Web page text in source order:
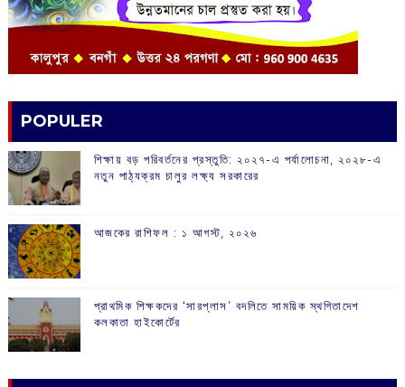
POPULER
শিক্ষায় বড় পরিবর্তনের প্রস্তুতি: ২০২৭-এ পর্যালোচনা, ২০২৮-এ
নতুন পাঠ্যক্রম চালুর লক্ষ্য সরকারের
আজকের রাশিফল :‌ ‌‌১ আগস্ট, ২০২৬
প্রাথমিক শিক্ষকদের ‘সারপ্লাস’ বদলিতে সাময়িক স্থগিতাদেশ
কলকাতা হাইকোর্টের